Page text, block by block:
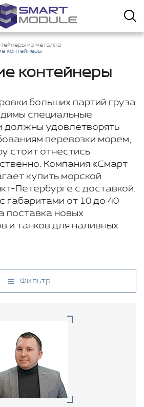
из металла
контейнеры
контейнеры
больших партий груза
специальные
должны удовлетворять
перевозки морем,
стоит отнестись
Компания «Смарт
купить морской
Петербурге с доставкой.
габаритами от 10 до 40
поставка новых
и танков для наливных
Фильтр